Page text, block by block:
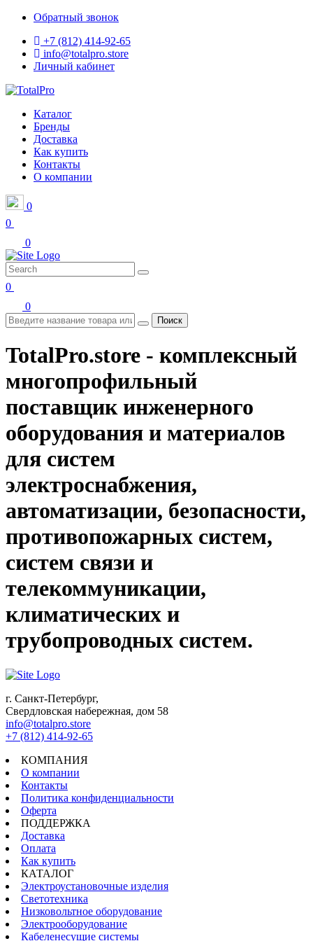
Обратный звонок
+7 (812) 414-92-65
info@totalpro.store
Личный кабинет
Каталог
Бренды
Доставка
Как купить
Контакты
О компании
0
0
0
0
0
Поиск
TotalPro.store - комплексный
многопрофильный
поставщик инженерного
оборудования и материалов
для систем
электроснабжения,
автоматизации, безопасности,
противопожарных систем,
систем связи и
телекоммуникации,
климатических и
трубопроводных систем.
г. Санкт-Петербург,
Свердловская набережная, дом 58
info@totalpro.store
+7 (812) 414-92-65
КОМПАНИЯ
О компании
Контакты
Политика конфиденциальности
Оферта
ПОДДЕРЖКА
Доставка
Оплата
Как купить
КАТАЛОГ
Электроустановочные изделия
Светотехника
Низковольтное оборудование
Электрооборудование
Кабеленесущие системы